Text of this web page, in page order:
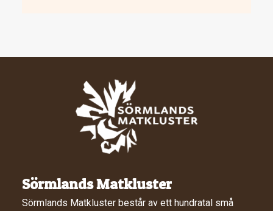
Sörmlands Matkluster
Sörmlands Matkluster består av ett hundratal små